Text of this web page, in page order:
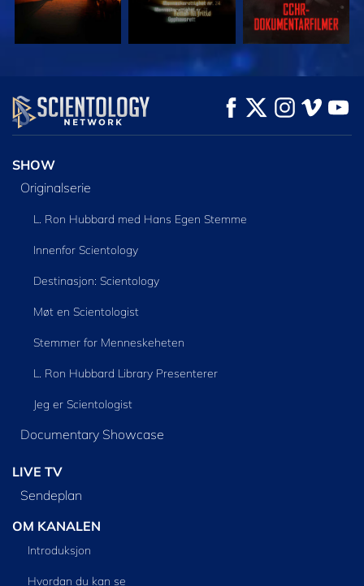
SE UTFORSK SERIEN
SHOW
Originalserie
L. Ron Hubbard med Hans Egen Stemme
Innenfor Scientology
Destinasjon: Scientology
Møt en Scientologist
Stemmer for Menneskeheten
L. Ron Hubbard Library Presenterer
Jeg er Scientologist
Documentary Showcase
LIVE TV
Sendeplan
OM KANALEN
Introduksjon
Hvordan du kan se